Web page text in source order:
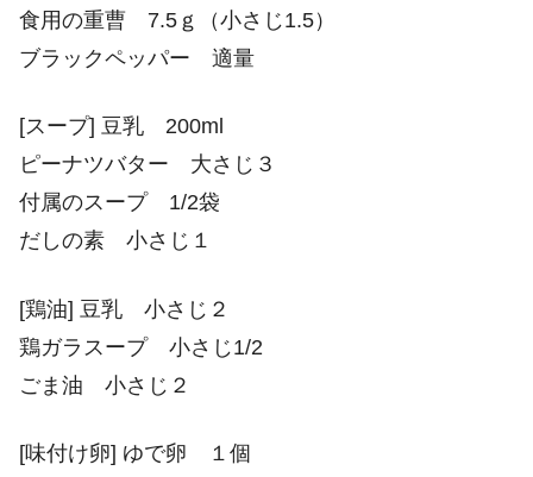
食用の重曹 7.5ｇ（小さじ1.5）
ブラックペッパー 適量
[スープ] 豆乳 200ml
ピーナツバター 大さじ３
付属のスープ 1/2袋
だしの素 小さじ１
[鶏油] 豆乳 小さじ２
鶏ガラスープ 小さじ1/2
ごま油 小さじ２
[味付け卵] ゆで卵 １個